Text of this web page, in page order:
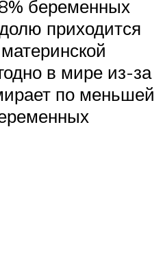
беременных
приходится
в мире из-за
по меньшей